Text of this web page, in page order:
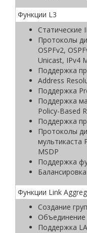
Функции L3
Статические
Протоколы
OSPFv2,
Unicast, IPv4
Поддержка
Address
Поддержка
Поддержка
Policy-Based
Поддержка
Протоколы
мультикаста
MSDP
Поддержка
Функции Link
Создание
Объединение
Поддержка